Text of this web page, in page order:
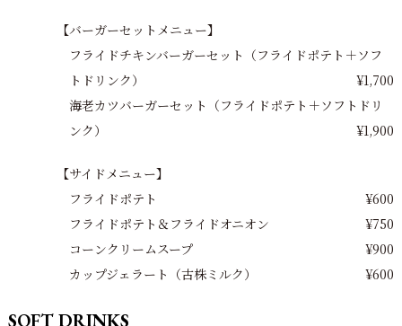
【バーガーセットメニュー】
フライドチキンバーガーセット（フライドポテト＋ソフ
トドリンク）
¥1,700
海老カツバーガーセット（フライドポテト＋ソフトドリ
ンク）
¥1,900
【サイドメニュー】
フライドポテト
¥600
フライドポテト＆フライドオニオン
¥750
コーンクリームスープ
¥900
カップジェラート（古株ミルク）
¥600
SOFT DRINKS